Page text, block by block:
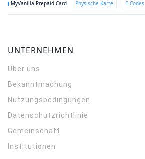
MyVanilla Prepaid Card Physische Karte E-Codes
UNTERNEHMEN
Über uns
Bekanntmachung
Nutzungsbedingungen
Datenschutzrichtlinie
Gemeinschaft
Institutionen